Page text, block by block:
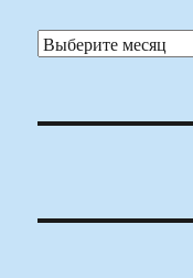
Архивы